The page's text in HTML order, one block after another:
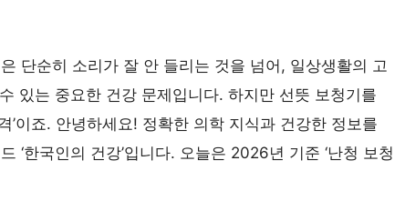
단순히 소리가 잘 안 들리는 것을 넘어, 일상생활의 고
있는 중요한 건강 문제입니다. 하지만 선뜻 보청기를
’이죠. 안녕하세요! 정확한 의학 지식과 건강한 정보를
‘한국인의 건강’입니다. 오늘은 2026년 기준 ‘난청 보청